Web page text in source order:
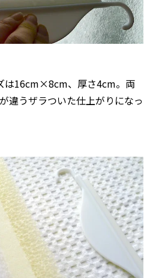
は16cm×8cm、厚さ4cm。両
違うザラついた仕上がりになっ